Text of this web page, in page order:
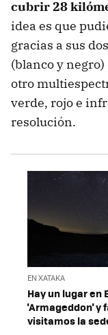
cubrir 28
idea es que
gracias a sus
(blanco y negro)
otro
verde, rojo e
resolución.
EN XATAKA
Hay un lugar en
'Armageddon' y
visitamos la